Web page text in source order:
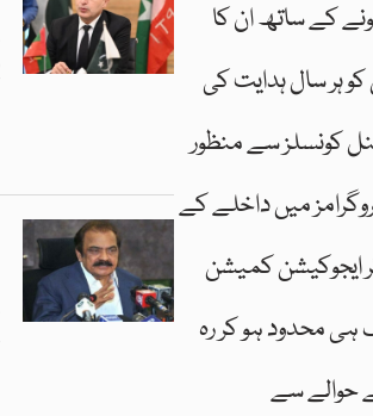
کے ساتھ ان کا
ہر سال ہدایت کی
کونسلز سے منظور
میں داخلے کے
ایجوکیشن کمیشن
محدود ہو کر رہ
حوالے سے